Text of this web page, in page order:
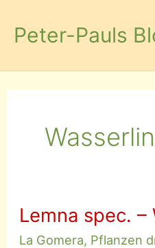
InhaltPeter-Pauls
Lemna spec. –
La Gomera, Pflanzen